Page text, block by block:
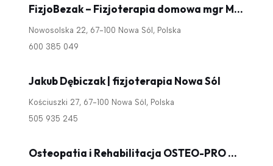
FizjoBezak – Fizjoterapia domowa mgr Maciej Bezak
Nowosolska 22, 67-100 Nowa Sól, Polska
600 385 049
Jakub Dębiczak | fizjoterapia Nowa Sól
Kościuszki 27, 67-100 Nowa Sól, Polska
505 935 245
Osteopatia i Rehabilitacja OSTEO-PRO Marcin Nowak